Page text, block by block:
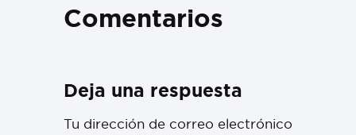
Comentarios
Deja una respuesta
Tu dirección de correo electrónico